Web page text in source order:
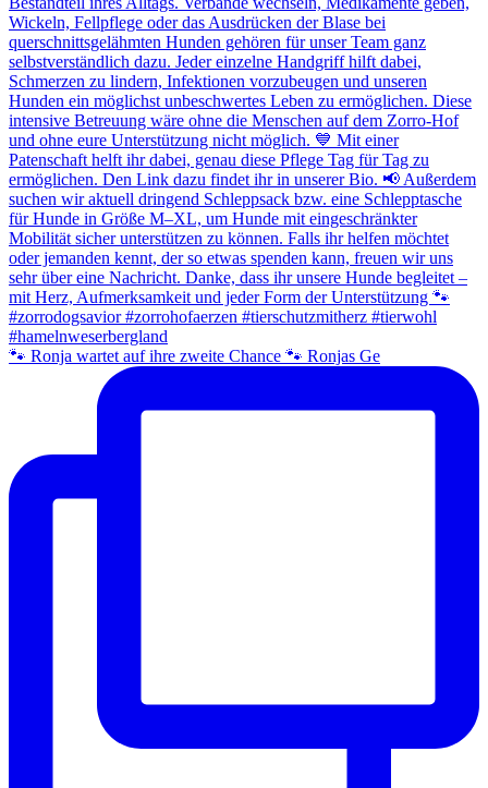
🐾 Ronja wartet auf ihre zweite Chance 🐾 Ronjas Ge